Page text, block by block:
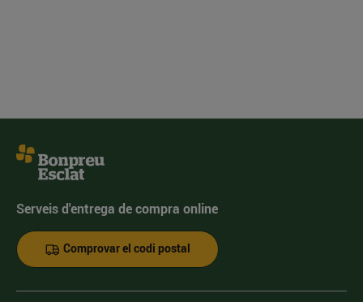
Serveis d'entrega de compra online
Comprovar el codi postal